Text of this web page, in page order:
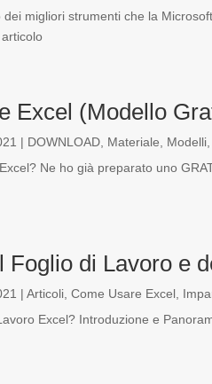
migliori strumenti che la
Excel (Modello
| DOWNLOAD, Materiale Modelli,
Ne ho già preparato uno
Foglio di Lavoro e
| Articoli, Come Usare Excel,
Excel? Introduzione e